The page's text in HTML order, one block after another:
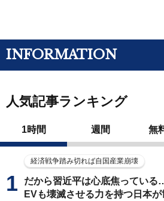
INFORMATION
人気記事ランキング
1時間 週間 無
経済戦争踏み切れば自国産業崩壊
だから習近平は心底焦っている
EVも壊滅させる力を持つ日本